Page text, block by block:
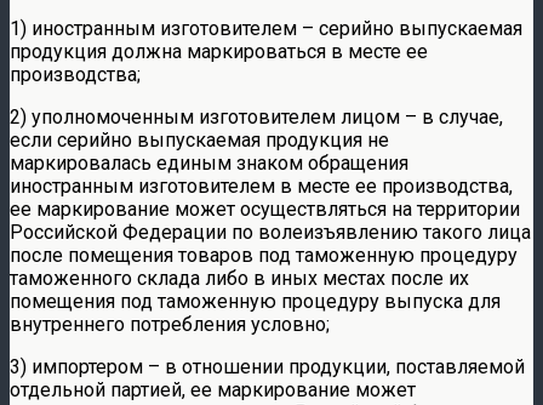
1) иностранным изготовителем – серийно выпускаемая
продукция должна маркироваться в месте ее
производства;
2) уполномоченным изготовителем лицом – в случае,
если серийно выпускаемая продукция не
маркировалась единым знаком обращения
иностранным изготовителем в месте ее производства,
ее маркирование может осуществляться на территории
Российской Федерации по волеизъявлению такого лица
после помещения товаров под таможенную процедуру
таможенного склада либо в иных местах после их
помещения под таможенную процедуру выпуска для
внутреннего потребления условно;
3) импортером – в отношении продукции, поставляемой
отдельной партией, ее маркирование может